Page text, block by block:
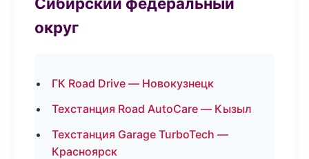
округ
ГК Road Drive — Новокузнецк
Техстанция Road AutoCare — Кызыл
Техстанция Garage TurboTech —
Красноярск